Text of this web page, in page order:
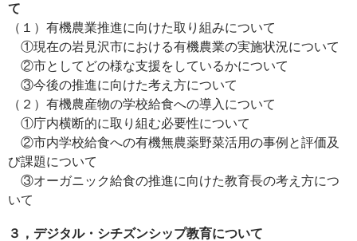
て
（１）有機農業推進に向けた取り組みについて
①現在の岩見沢市における有機農業の実施状況について
②市としてどの様な支援をしているかについて
③今後の推進に向けた考え方について
（２）有機農産物の学校給食への導入について
①庁内横断的に取り組む必要性について
②市内学校給食への有機無農薬野菜活用の事例と評価及
び課題について
③オーガニック給食の推進に向けた教育長の考え方につ
いて
３，デジタル・シチズンシップ教育について